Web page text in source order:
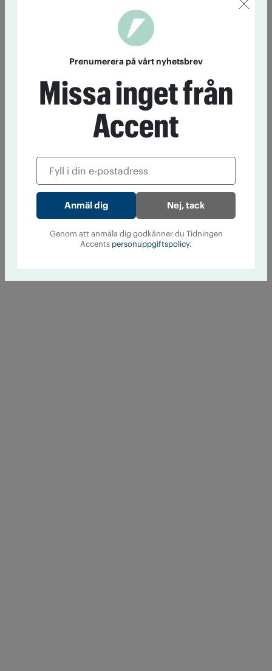
Prenumerera på vårt nyhetsbrev
Missa inget från
Accent
Nej, tack
Genom att anmäla dig godkänner du Tidningen
Accents personuppgiftspolicy.